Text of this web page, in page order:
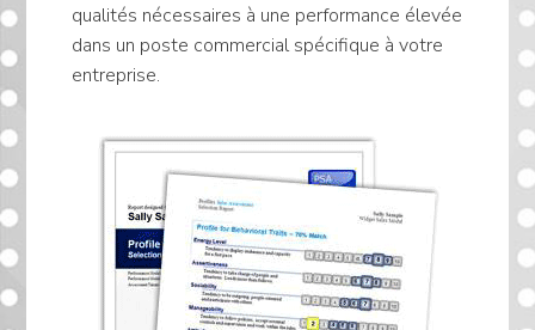
qualités nécessaires à une performance élevée
dans un poste commercial spécifique à votre
entreprise.